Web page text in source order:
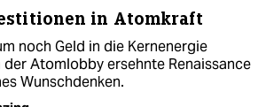
in Atomkraft
noch Geld in die Kernenergie
Atomlobby ersehnte Renaissance
Wunschdenken.